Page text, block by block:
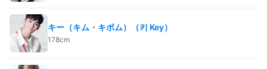
キー（キム・キボム）（키 Key）
178cm